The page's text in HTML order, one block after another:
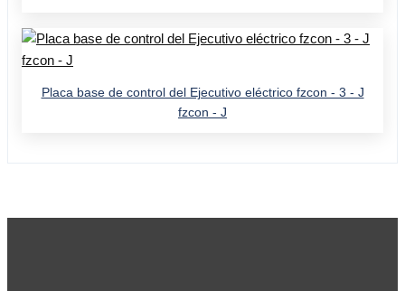
Placa base de control del Ejecutivo eléctrico fzcon - 3 - J
fzcon - J